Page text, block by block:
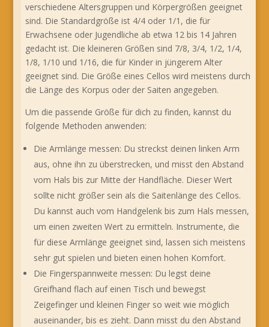
verschiedene Altersgruppen und Körpergrößen geeignet
sind. Die Standardgröße ist 4/4 oder 1/1, die für
Erwachsene oder Jugendliche ab etwa 12 bis 14 Jahren
gedacht ist. Die kleineren Größen sind 7/8, 3/4, 1/2, 1/4,
1/8, 1/10 und 1/16, die für Kinder in jüngerem Alter
geeignet sind. Die Größe eines Cellos wird meistens durch
die Länge des Korpus oder der Saiten angegeben.
Um die passende Größe für dich zu finden, kannst du
folgende Methoden anwenden:
Die Armlänge messen: Du streckst deinen linken Arm
aus, ohne ihn zu überstrecken, und misst den Abstand
vom Hals bis zur Mitte der Handfläche. Dieser Wert
sollte nicht größer sein als die Saitenlänge des Cellos.
Du kannst auch vom Handgelenk bis zum Hals messen,
um einen zweiten Wert zu ermitteln. Instrumente, die
für diese Armlänge geeignet sind, lassen sich meistens
sehr gut spielen und bieten einen hohen Komfort.
Die Fingerspannweite messen: Du legst deine
Greifhand flach auf einen Tisch und bewegst
Zeigefinger und kleinen Finger so weit wie möglich
auseinander, bis es zieht. Dann misst du den Abstand